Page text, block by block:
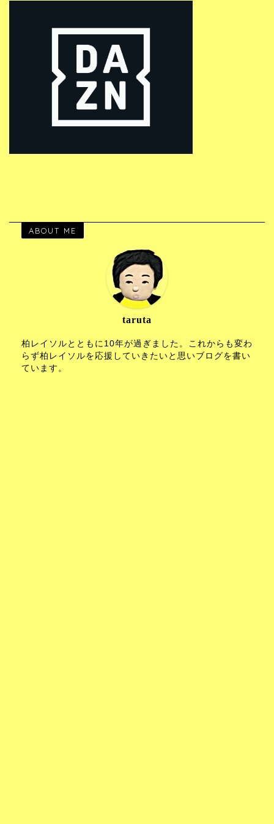
ABOUT ME
taruta
柏レイソルとともに10年が過ぎました。これからも変わ
らず柏レイソルを応援していきたいと思いブログを書い
ています。